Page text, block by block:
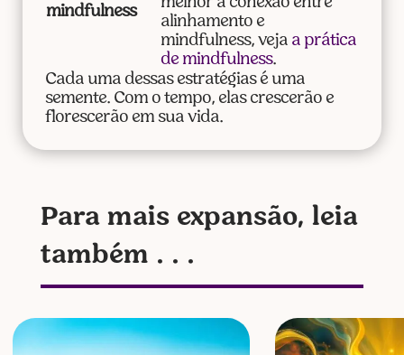
mindfulness
alinhamento e
mindfulness, veja a prática
de mindfulness.
Cada uma dessas estratégias é uma
semente. Com o tempo, elas crescerão e
florescerão em sua vida.
Para mais expansão, leia
também . . .